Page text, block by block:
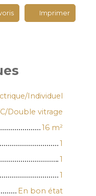
Imprimer
Individuel
Double vitrage
16 m²
1
1
1
En bon état